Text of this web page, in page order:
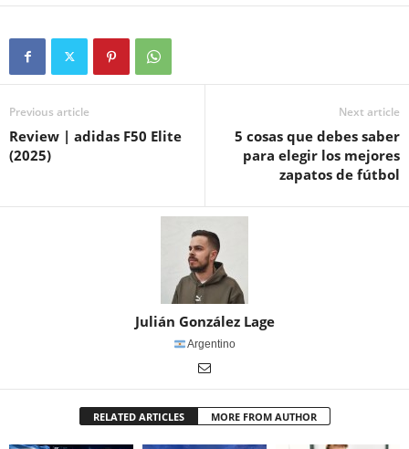
Previous article
Review | adidas F50 Elite
(2025)
Next article
5 cosas que debes saber
para elegir los mejores
zapatos de fútbol
Julián González Lage
Argentino
RELATED ARTICLES MORE FROM AUTHOR